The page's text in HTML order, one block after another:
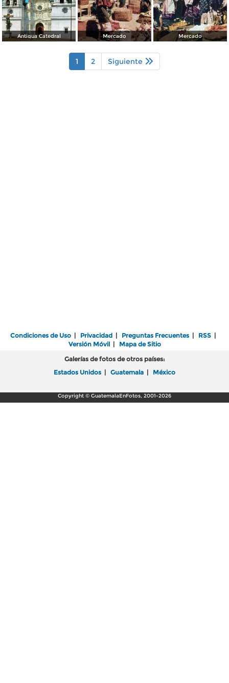
Antigua Catedral Mercado Mercado
1 2 Siguiente
Condiciones de Uso | Privacidad | Preguntas Frecuentes | RSS |
Versión Móvil| Mapa de Sitio
Galerías de fotos de otros países:
Estados Unidos | Guatemala | México
Copyright © GuatemalaEnFotos, 2001-2026